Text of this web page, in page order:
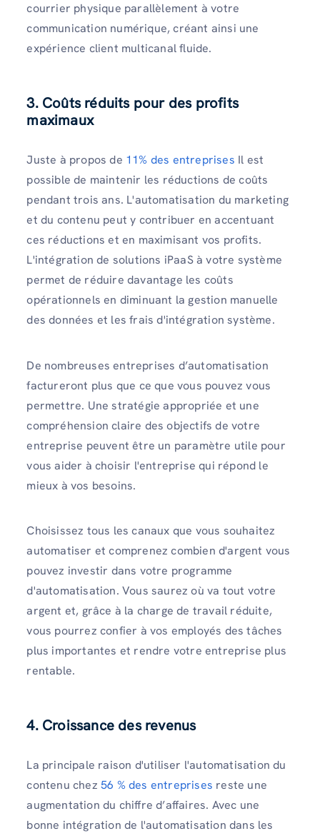
courrier physique parallèlement à votre
communication numérique, créant ainsi une
expérience client multicanal fluide.
3. Coûts réduits pour des profits
maximaux
Juste à propos de 11% des entreprises Il est
possible de maintenir les réductions de coûts
pendant trois ans. L'automatisation du marketing
et du contenu peut y contribuer en accentuant
ces réductions et en maximisant vos profits.
L'intégration de solutions iPaaS à votre système
permet de réduire davantage les coûts
opérationnels en diminuant la gestion manuelle
des données et les frais d'intégration système.
De nombreuses entreprises d’automatisation
factureront plus que ce que vous pouvez vous
permettre. Une stratégie appropriée et une
compréhension claire des objectifs de votre
entreprise peuvent être un paramètre utile pour
vous aider à choisir l'entreprise qui répond le
mieux à vos besoins.
Choisissez tous les canaux que vous souhaitez
automatiser et comprenez combien d'argent vous
pouvez investir dans votre programme
d'automatisation. Vous saurez où va tout votre
argent et, grâce à la charge de travail réduite,
vous pourrez confier à vos employés des tâches
plus importantes et rendre votre entreprise plus
rentable.
4. Croissance des revenus
La principale raison d'utiliser l'automatisation du
contenu chez 56 % des entreprises reste une
augmentation du chiffre d’affaires. Avec une
bonne intégration de l'automatisation dans les